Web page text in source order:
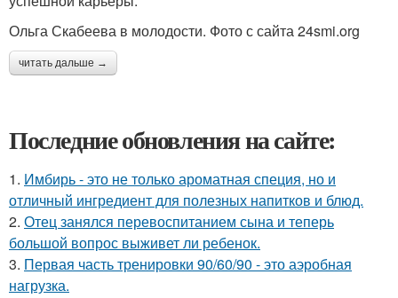
Ольга Скабеева в молодости. Фото с сайта 24smi.org
читать дальше →
Последние обновления на сайте:
1. Имбирь - это не только ароматная специя, но и
отличный ингредиент для полезных напитков и блюд.
2. Отец занялся перевоспитанием сына и теперь
большой вопрос выживет ли ребенок.
3. Первая часть тренировки 90/60/90 - это аэробная
нагрузка.